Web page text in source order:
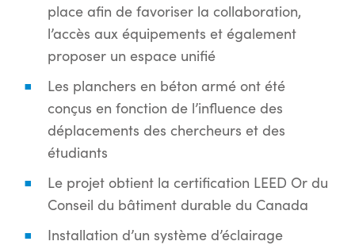
place afin de favoriser la collaboration,
l’accès aux équipements et également
proposer un espace unifié
Les planchers en béton armé ont été
conçus en fonction de l’influence des
déplacements des chercheurs et des
étudiants
Le projet obtient la certification LEED Or du
Conseil du bâtiment durable du Canada
Installation d’un système d’éclairage